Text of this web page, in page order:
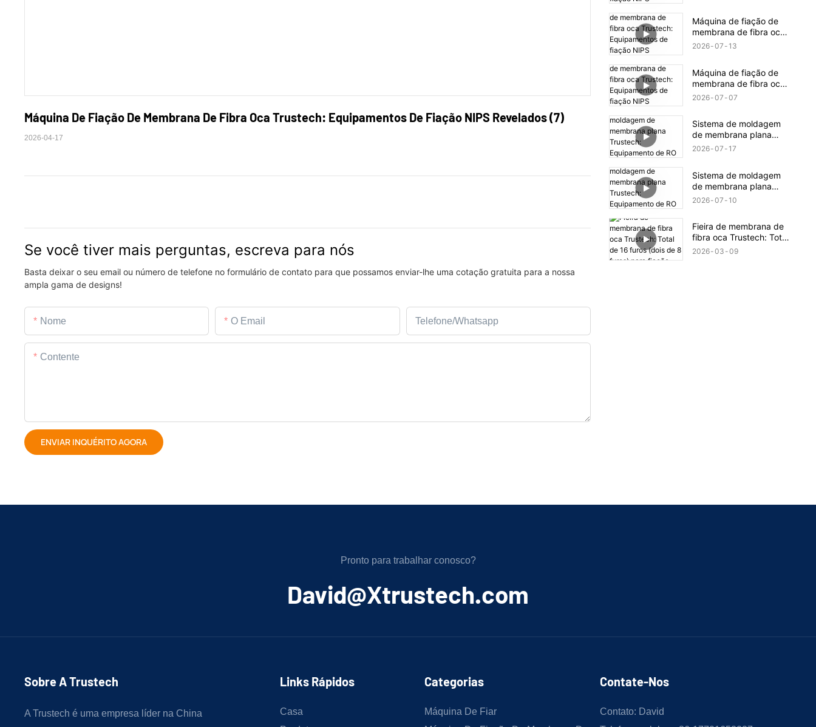
Máquina De Fiação De Membrana De Fibra Oca Trustech: Equipamentos De Fiação NIPS Revelados (7)
2026-04-17
Se você tiver mais perguntas, escreva para nós
Basta deixar o seu email ou número de telefone no formulário de contato para que possamos enviar-lhe uma cotação gratuita para a nossa
ampla gama de designs!
Nome O Email Telefone/whatsapp
Contente
ENVIAR INQUÉRITO AGORA
Máquina de fiação de
membrana de fibra oca
Trustech: Equipamentos
2026 07 13
Máquina de fiação de
membrana de fibra oca
Trustech: Equipamentos
2026 07 07
Sistema de moldagem
de membrana plana
Trustech: Equipamento
2026 07 17
Sistema de moldagem
de membrana plana
Trustech: Equipamento
2026 07 10
Fieira de membrana de
fibra oca Trustech: Total
de 16 furos (dois de 8
2026 03 09
Pronto para trabalhar conosco?
﻿David@Xtrustech.com
Sobre A Trustech
A Trustech é uma empresa líder na China
Links Rápidos
Casa
Categorias
Máquina De Fiar
Contate-Nos
Contato: David